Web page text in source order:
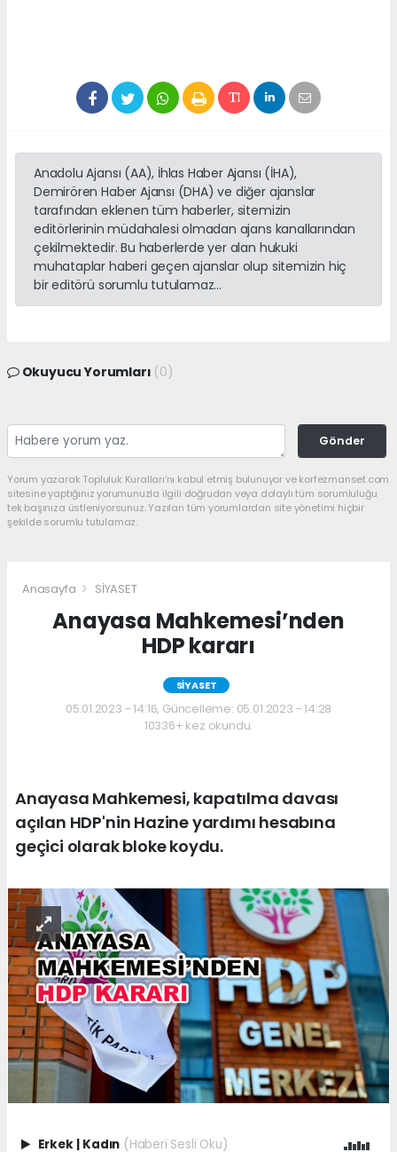
Anadolu Ajansı (AA), İhlas Haber Ajansı (İHA),
Demirören Haber Ajansı (DHA) ve diğer ajanslar
tarafından eklenen tüm haberler, sitemizin
editörlerinin müdahalesi olmadan ajans kanallarından
çekilmektedir. Bu haberlerde yer alan hukuki
muhataplar haberi geçen ajanslar olup sitemizin hiç
bir editörü sorumlu tutulamaz...
Okuyucu Yorumları (0)
Gönder
Yorum yazarak Topluluk Kuralları’nı kabul etmiş bulunuyor ve korfezmanset.com
sitesine yaptığınız yorumunuzla ilgili doğrudan veya dolaylı tüm sorumluluğu
tek başınıza üstleniyorsunuz. Yazılan tüm yorumlardan site yönetimi hiçbir
şekilde sorumlu tutulamaz.
Anasayfa SİYASET
Anayasa Mahkemesi’nden
HDP kararı
SİYASET
05.01.2023 - 14:16, Güncelleme: 05.01.2023 - 14:28
10336+ kez okundu.
Anayasa Mahkemesi, kapatılma davası
açılan HDP'nin Hazine yardımı hesabına
geçici olarak bloke koydu.
Erkek Kadın (Haberi Sesli Oku)